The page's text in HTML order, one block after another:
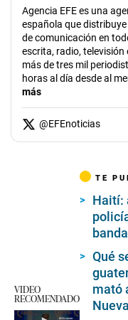
Agencia EFE es una
española que
de comunicación en
escrita, radio, televisión
más de tres mil
horas al día desde al
más
@EFEnoticias
VIDEO
RECOMENDADO
TE
Haití:
Qué
mató